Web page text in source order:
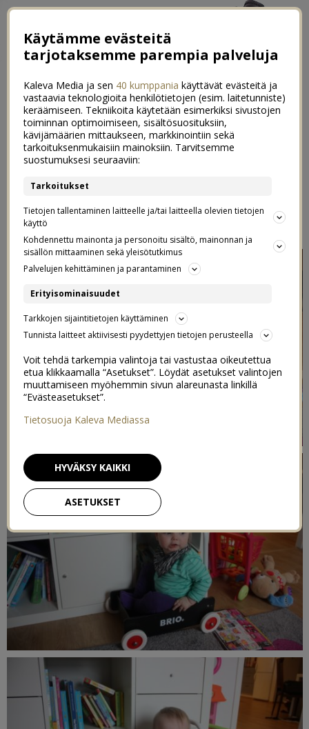
← Neitien vaatekaappi-inventaariota
KIDEbloggaajat myy!→
Paras päivä aikoihin!
30.01.2013
Käytämme evästeitä
tarjotaksemme parempia palveluja
Kaleva Media ja sen 40 kumppania käyttävät evästeitä ja
vastaavia teknologioita henkilötietojen (esim. laitetunniste)
keräämiseen. Tekniikoita käytetään esimerkiksi sivustojen
toiminnan optimoimiseen, sisältösuosituksiin,
kävijämäärien mittaukseen, markkinointiin sekä
tarkoituksenmukaisiin mainoksiin. Tarvitsemme
suostumuksesi seuraaviin:
Tarkoitukset
Tietojen tallentaminen laitteelle ja/tai laitteella olevien tietojen
käyttö
Kohdennettu mainonta ja personoitu sisältö, mainonnan ja
sisällön mittaaminen sekä yleisötutkimus
Palvelujen kehittäminen ja parantaminen
Erityisominaisuudet
Tarkkojen sijaintitietojen käyttäminen
Tunnista laitteet aktiivisesti pyydettyjen tietojen perusteella
Voit tehdä tarkempia valintoja tai vastustaa oikeutettua
etua klikkaamalla “Asetukset”. Löydät asetukset valintojen
muuttamiseen myöhemmin sivun alareunasta linkillä
“Evästeasetukset”.
Tietosuoja Kaleva Mediassa
ASETUKSET
HYVÄKSY KAIKKI